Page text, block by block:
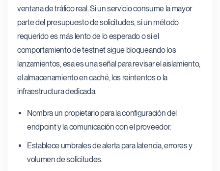
ventana de tráfico real. Si un servicio consume la mayor
parte del presupuesto de solicitudes, si un método
requerido es más lento de lo esperado o si el
comportamiento de testnet sigue bloqueando los
lanzamientos, esa es una señal para revisar el aislamiento,
el almacenamiento en caché, los reintentos o la
infraestructura dedicada.
Nombra un propietario para la configuración del
endpoint y la comunicación con el proveedor.
Establece umbrales de alerta para latencia, errores y
volumen de solicitudes.